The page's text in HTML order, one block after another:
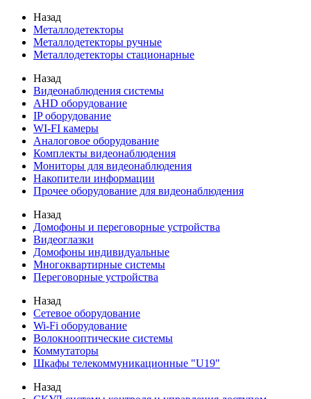
Назад
Металлодетекторы
Металлодетекторы ручные
Металлодетекторы стационарные
Назад
Видеонаблюдения cистемы
AHD оборудование
IP оборудование
WI-FI камеры
Аналоговое оборудование
Комплекты видеонаблюдения
Мониторы для видеонаблюдения
Накопители информации
Прочее оборудование для видеонаблюдения
Назад
Домофоны и переговорные устройства
Видеоглазки
Домофоны индивидуальные
Многоквартирные системы
Переговорные устройства
Назад
Сетевое оборудование
Wi-Fi оборудование
Волокнооптические системы
Коммутаторы
Шкафы телекоммуникационные "U19"
Назад